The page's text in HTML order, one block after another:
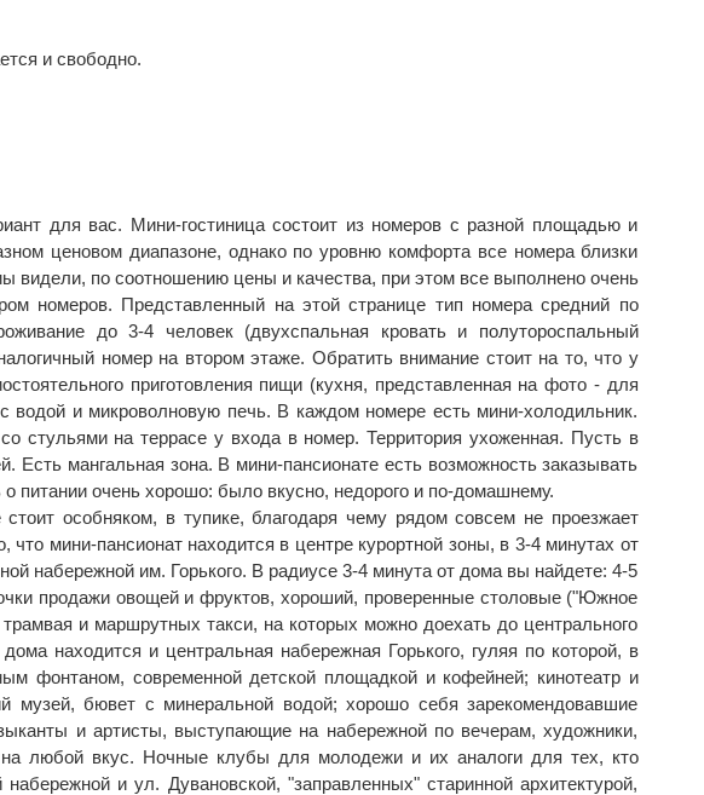
и свободно.
для вас. Мини-гостиница состоит из номеров с разной площадью и
ценовом диапазоне, однако по уровню комфорта все номера близки
видели, по соотношению цены и качества, при этом все выполнено очень
номеров. Представленный на этой странице тип номера средний по
до 3-4 человек (двухспальная кровать и полутороспальный
номер на втором этаже. Обратить внимание стоит на то, что у
приготовления пищи (кухня, представленная на фото - для
водой и микроволновую печь. В каждом номере есть мини-холодильник.
стульями на террасе у входа в номер. Территория ухоженная. Пусть в
мангальная зона. В мини-пансионате есть возможность заказывать
питании очень хорошо: было вкусно, недорого и по-домашнему.
особняком, в тупике, благодаря чему рядом совсем не проезжает
мини-пансионат находится в центре курортной зоны, в 3-4 минутах от
набережной им. Горького. В радиусе 3-4 минута от дома вы найдете: 4-5
продажи овощей и фруктов, хороший, проверенные столовые ("Южное
и маршрутных такси, на которых можно доехать до центрального
находится и центральная набережная Горького, гуляя по которой, в
фонтаном, современной детской площадкой и кофейней; кинотеатр и
музей, бювет с минеральной водой; хорошо себя зарекомендовавшие
и артисты, выступающие на набережной по вечерам, художники,
любой вкус. Ночные клубы для молодежи и их аналоги для тех, кто
и ул. Дувановской, "заправленных" старинной архитектурой,